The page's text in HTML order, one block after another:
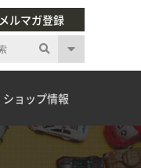
メルマガ登録
ショップ情報